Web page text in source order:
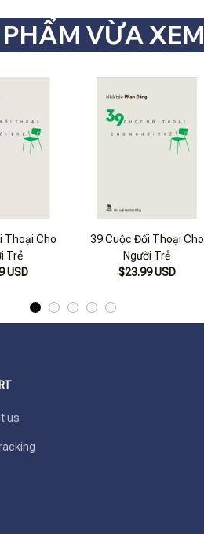
VỪA XEM
Thoại Cho
Trẻ
USD
39 Cuộc Đối Thoại Cho
Người Trẻ
$23.99 USD
us